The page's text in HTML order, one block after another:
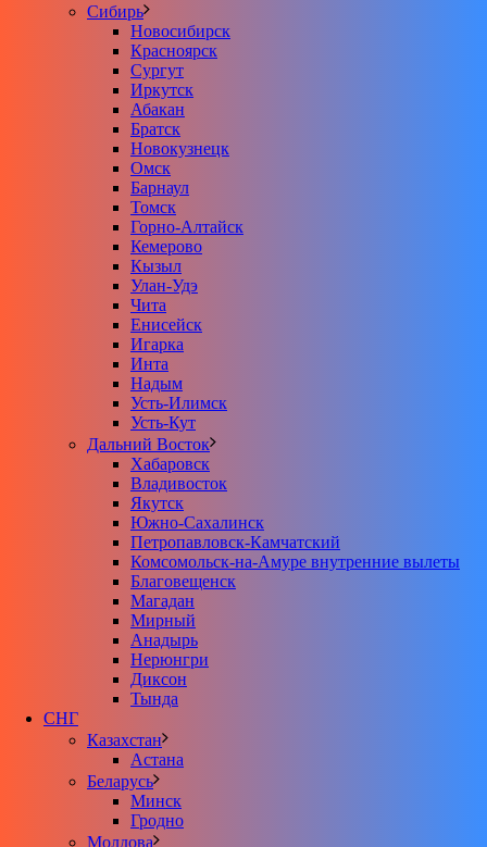
Сибирь
Новосибирск
Красноярск
Сургут
Иркутск
Абакан
Братск
Новокузнецк
Омск
Барнаул
Томск
Горно-Алтайск
Кемерово
Кызыл
Улан-Удэ
Чита
Енисейск
Игарка
Инта
Надым
Усть-Илимск
Усть-Кут
Дальний Восток
Хабаровск
Владивосток
Якутск
Южно-Сахалинск
Петропавловск-Камчатский
Комсомольск-на-Амуре внутренние вылеты
Благовещенск
Магадан
Мирный
Анадырь
Нерюнгри
Диксон
Тында
СНГ
Казахстан
Астана
Беларусь
Минск
Гродно
Молдова